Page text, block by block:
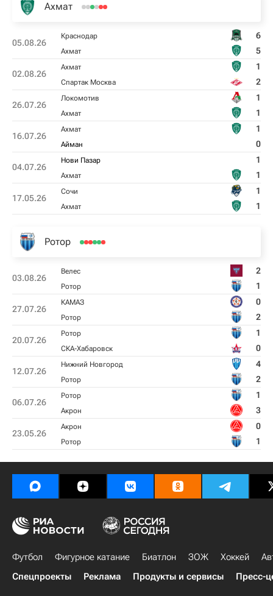
Ахмат
05.08.26
Краснодар 6
Ахмат 5
02.08.26
Ахмат 1
Спартак Москва 2
26.07.26
Локомотив 1
Ахмат 1
16.07.26
Ахмат 1
Айман 0
04.07.26
Нови Пазар 1
Ахмат 1
17.05.26
Сочи 1
Ахмат 1
Ротор
03.08.26
Велес 2
Ротор 1
27.07.26
КАМАЗ 0
Ротор 2
20.07.26
Ротор 1
СКА-Хабаровск 0
12.07.26
Нижний Новгород 4
Ротор 2
06.07.26
Ротор 1
Акрон 3
23.05.26
Акрон 0
Ротор 1
Футбол Фигурное катание Биатлон ЗОЖ Хоккей
Спецпроекты
Реклама Продукты и сервисы Пресс-